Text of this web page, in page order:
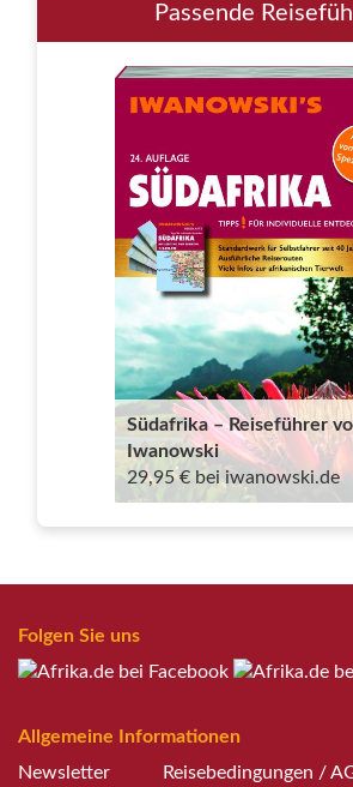
Passende
Südafrika – Reiseführer
Iwanowski
29,95 € bei iwanowski.de
Folgen Sie uns
Allgemeine Informationen
Newsletter
Reisebedingungen /